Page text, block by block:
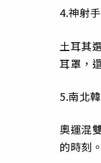
4.神射
土耳其
耳罩，
5.南北
奧運混
的時刻。